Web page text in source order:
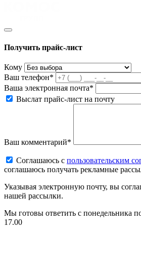
Получить прайс-лист
Кому
Ваш телефон*
Ваша электронная почта*
Выслат прайс-лист на почту
Ваш комментарий*
Соглашаюсь c пользовательским
соглашаюсь получать рекламные
Указывая электронную почту, вы
нашей рассылки.
Мы готовы ответить с понедельника
17.00